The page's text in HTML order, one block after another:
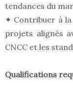
tendances du
✦ Contribuer à
projets alignés
CNCC et les
Qualifications